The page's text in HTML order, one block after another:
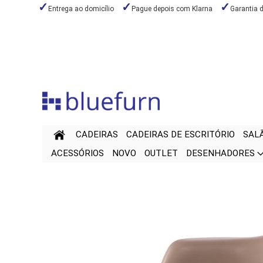
Entrega ao domicílio Pague depois com Klarna Garantia
Conteúdo
CADEIRAS CADEIRAS DE ESCRITÓRIO
ACESSÓRIOS
NOVO OUTLET DESENHADORES